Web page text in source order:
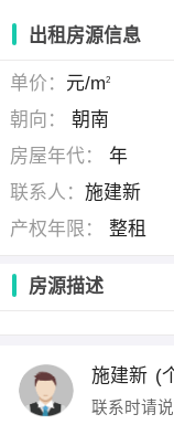
出租房源信息
单价： 元/m2
朝向：
朝南
房屋年代：
年
联系人：施建新
产权年限：
整租
房源描述
施建新 (
联系时请